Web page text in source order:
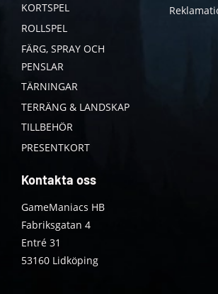
KORTSPEL
ROLLSPEL
FÄRG, SPRAY OCH
PENSLAR
TÄRNINGAR
TERRÄNG & LANDSKAP
TILLBEHÖR
PRESENTKORT
Kontakta oss
GameManiacs HB
Fabriksgatan 4
Entré 31
53160 Lidköping